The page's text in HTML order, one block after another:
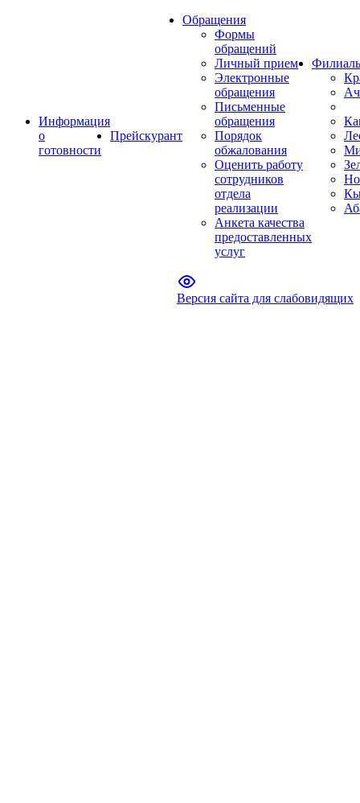
Информация
о
готовности
Прейскурант
Обращения
Формы
обращений
Личный прием
Электронные
обращения
Письменные
обращения
Порядок
обжалования
Оценить работу
сотрудников
отдела
реализации
Анкета качества
предоставленных
услуг
Версия сайта для слабовидящих